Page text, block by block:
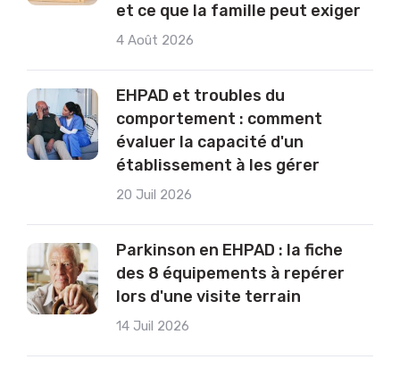
et ce que la famille peut exiger
4 Août 2026
EHPAD et troubles du
comportement : comment
évaluer la capacité d'un
établissement à les gérer
20 Juil 2026
Parkinson en EHPAD : la fiche
des 8 équipements à repérer
lors d'une visite terrain
14 Juil 2026